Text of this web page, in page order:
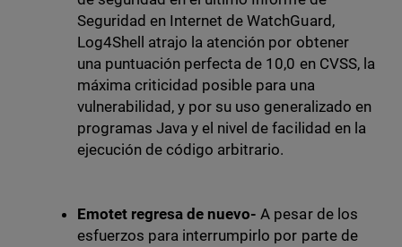
Seguridad en Internet de WatchGuard,
Log4Shell atrajo la atención por obtener
una puntuación perfecta de 10,0 en CVSS, la
máxima criticidad posible para una
vulnerabilidad, y por su uso generalizado en
programas Java y el nivel de facilidad en la
ejecución de código arbitrario.
Emotet regresa de nuevo- A pesar de los
esfuerzos para interrumpirlo por parte de